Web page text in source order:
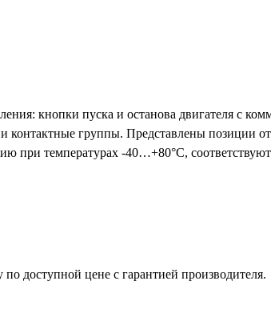
кнопки пуска и останова двигателя с
группы. Представлены позиции
при температурах -40…+80°C,
доступной цене с гарантией производителя.